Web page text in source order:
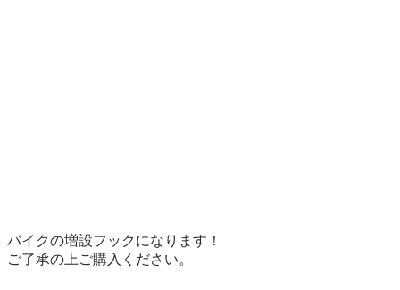
バイクの増設フックになります！
ご了承の上ご購入ください。